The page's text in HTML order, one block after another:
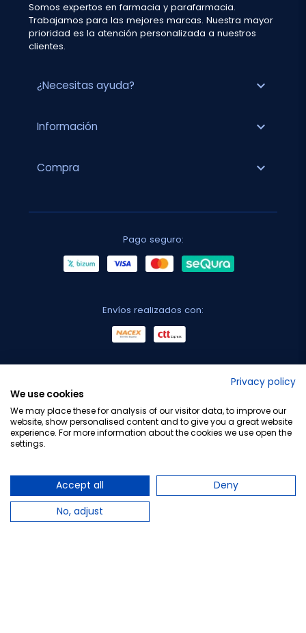
Somos expertos en farmacia y parafarmacia.
Trabajamos para las mejores marcas. Nuestra mayor
prioridad es la atención personalizada a nuestros
clientes.
¿Necesitas ayuda? expand_more
Información expand_more
Compra expand_more
Pago seguro:
Envíos realizados con:
Privacy policy
We use cookies
We may place these for analysis of our visitor data, to improve our
website, show personalised content and to give you a great website
experience. For more information about the cookies we use open the
settings.
Accept all
Deny
No, adjust